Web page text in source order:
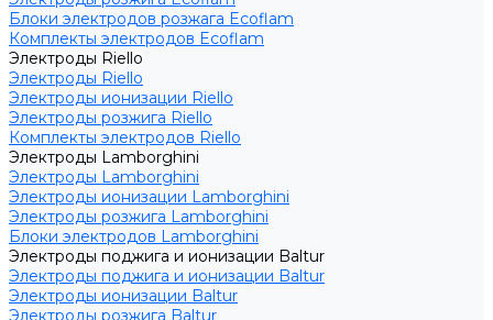
Блоки электродов розжага Ecoflam
Комплекты электродов Ecoflam
Электроды Riello
Электроды Riello
Электроды ионизации Riello
Электроды розжига Riello
Комплекты электродов Riello
Электроды Lamborghini
Электроды Lamborghini
Электроды ионизации Lamborghini
Электроды розжига Lamborghini
Блоки электродов Lamborghini
Электроды поджига и ионизации Baltur
Электроды поджига и ионизации Baltur
Электроды ионизации Baltur
Электроды розжига Baltur